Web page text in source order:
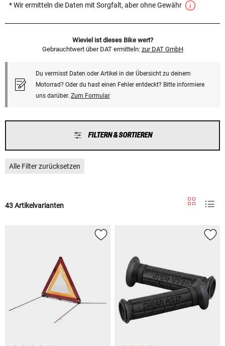
* Wir ermitteln die Daten mit Sorgfalt, aber ohne Gewähr
Wieviel ist dieses Bike wert?
Gebrauchtwert über DAT ermitteln: zur DAT GmbH
Du vermisst Daten oder Artikel in der Übersicht zu deinem
Motorrad? Oder du hast einen Fehler entdeckt? Bitte informiere
uns darüber. Zum Formular
FILTERN & SORTIEREN
Alle Filter zurücksetzen
43 Artikelvarianten